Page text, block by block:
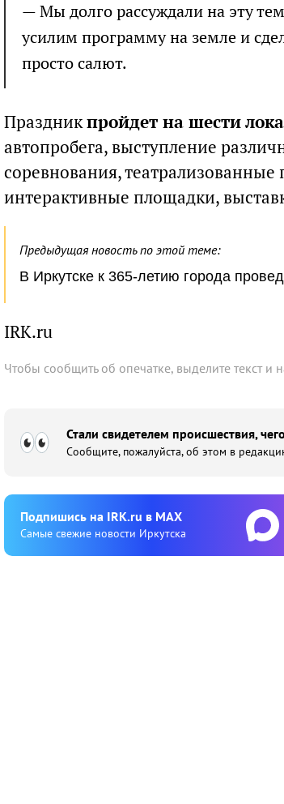
— Мы долго рассуждали на эту
усилим программу на земле и
просто салют.
Праздникпройдет на шести
автопробега, выступление
соревнования,
интерактивные площадки,
Предыдущая новость по этой теме:
В Иркутске к 365-летию города
IRK.ru
Чтобы сообщить об опечатке, выделите текст и
Стали свидетелем происшествия,
Сообщите, пожалуйста, об этом в
Подпишиcь на IRK.ru в MAX
Cамые свежие новости Иркутска